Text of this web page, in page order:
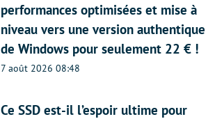
performances optimisées et mise à
niveau vers une version authentique
de Windows pour seulement 22 € !
7 août 2026 08:48
Ce SSD est-il l’espoir ultime pour